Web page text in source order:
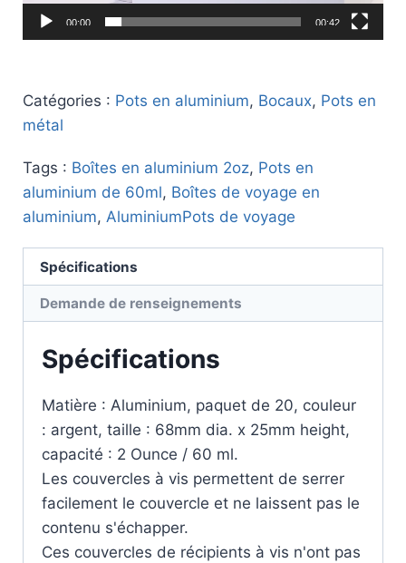
00:00 00:42
Catégories : Pots en aluminium, Bocaux, Pots en
métal
Tags : Boîtes en aluminium 2oz, Pots en
aluminium de 60ml, Boîtes de voyage en
aluminium, AluminiumPots de voyage
Spécifications
Demande de renseignements
Spécifications
Matière : Aluminium, paquet de 20, couleur
: argent, taille : 68mm dia. x 25mm height,
capacité : 2 Ounce / 60 ml.
Les couvercles à vis permettent de serrer
facilement le couvercle et ne laissent pas le
contenu s'échapper.
Ces couvercles de récipients à vis n'ont pas